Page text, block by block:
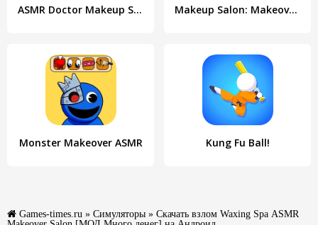
ASMR Doctor Makeup Salon games Makeup Salon: Makeover ASMR
Monster Makeover ASMR Kung Fu Ball!
Games-times.ru » Симуляторы » Скачать взлом Waxing Spa ASMR